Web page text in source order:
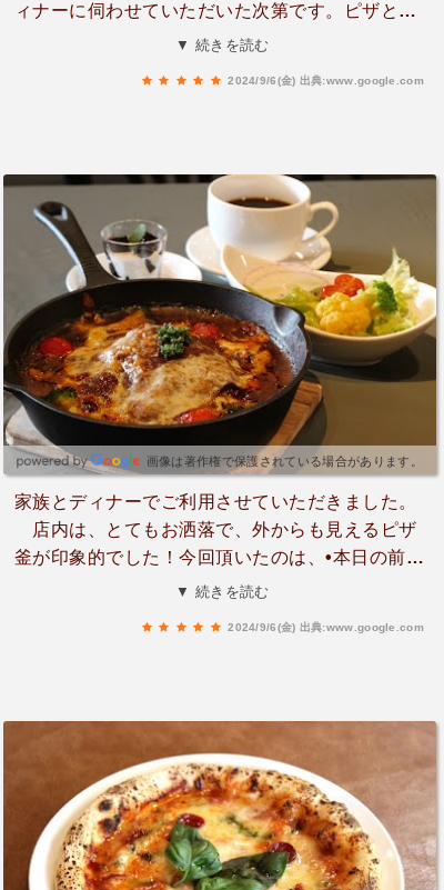
ィナーに伺わせていただいた次第です。ピザとパ
スタ、おでんとお酒を少々いただきました。どの
ひまた利用させていただきます！
▼ 続きを読む
2024/9/6(金) 出典:www.google.com
画像は著作権で保護されている場合があります。
家族とディナーでご利用させていただきました。
店内は、とてもお洒落で、外からも見えるピザ
釜が印象的でした！今回頂いたのは、•本日の前菜
の盛り合わせ•朝採れ野菜のサラダ•カリカリベー
ついているオリジナルのディップソースもハマっ
ちゃう味です。お酒の種類も豊富で、料理との相
性抜群です。次回は、ランチもご利用させて頂き
たいなと思います。ありがとうございました。
▼ 続きを読む
2024/9/6(金) 出典:www.google.com